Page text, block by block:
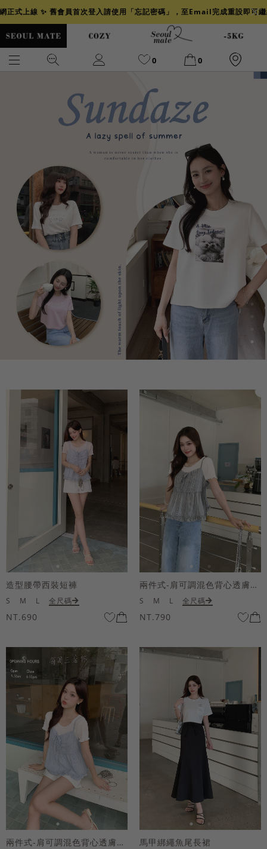
正式上線 ✨ 舊會員首次登入請使用「忘記密碼」，至Email完成重設即可
0 0
背心
透膚 小香 牛仔
襯衫 褲裙 冰感
涼感
造型腰帶西裝短褲
S M L 全尺碼
NT.690
兩件式-肩可調混色背心透膚上衣套組
S M L 全尺碼
NT.790
兩件式-肩可調混色背心透膚上衣套組 馬甲綁繩魚尾長裙